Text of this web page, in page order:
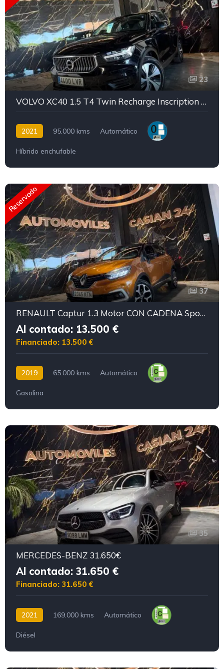
23
VOLVO XC40 1.5 T4 Twin Recharge Inscription Ex Auto
2021 95.000 kms Automático
Híbrido enchufable
Reservado
37
RENAULT Captur 1.3 Motor CON CADENA Sport EDITIO
Al contado: 13.500 €
Financiado: 13.500 €
2019 65.000 kms Automático
Gasolina
35
MERCEDES-BENZ 31.650€
Al contado: 31.650 €
Financiado: 31.650 €
2021 169.000 kms Automático
Diésel